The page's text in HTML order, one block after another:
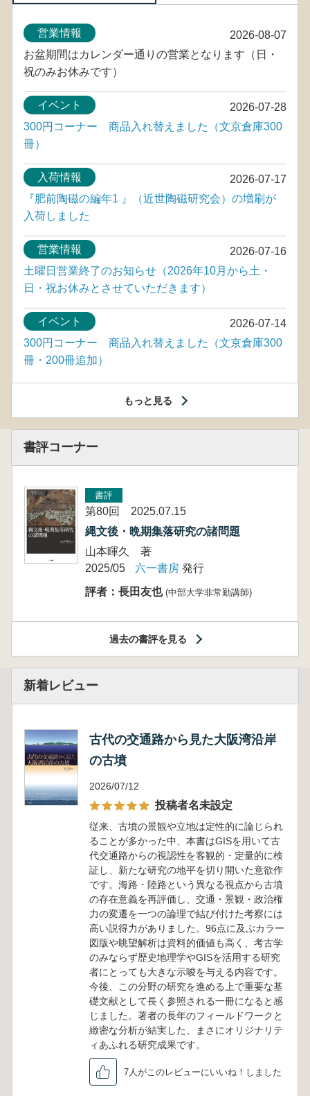
2026-08-07
営業情報
お盆期間はカレンダー通りの営業となります（日・
祝のみお休みです）
2026-07-28
イベント
300円コーナー 商品入れ替えました（文京倉庫300
冊）
2026-07-17
入荷情報
『肥前陶磁の編年1 』（近世陶磁研究会）の増刷が
入荷しました
2026-07-16
営業情報
土曜日営業終了のお知らせ（2026年10月から土・
日・祝お休みとさせていただきます）
2026-07-14
イベント
300円コーナー 商品入れ替えました（文京倉庫300
冊・200冊追加）
もっと見る
書評コーナー
書評
第80回 2025.07.15
縄文後・晩期集落研究の諸問題
山本暉久 著
2025/05
六一書房 発行
評者：長田友也 (中部大学非常勤講師)
過去の書評を見る
新着レビュー
古代の交通路から見た大阪湾沿岸
の古墳
2026/07/12
投稿者名未設定
従来、古墳の景観や立地は定性的に論じられ
ることが多かった中、本書はGISを用いて古
代交通路からの視認性を客観的・定量的に検
証し、新たな研究の地平を切り開いた意欲作
です。海路・陸路という異なる視点から古墳
の存在意義を再評価し、交通・景観・政治権
力の変遷を一つの論理で結び付けた考察には
高い説得力がありました。96点に及ぶカラー
図版や眺望解析は資料的価値も高く、考古学
のみならず歴史地理学やGISを活用する研究
者にとっても大きな示唆を与える内容です。
今後、この分野の研究を進める上で重要な基
礎文献として長く参照される一冊になると感
じました。著者の長年のフィールドワークと
緻密な分析が結実した、まさにオリジナリテ
ィあふれる研究成果です。
7人がこのレビューにいいね！しました